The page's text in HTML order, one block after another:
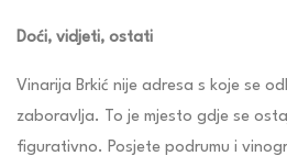
Doći, vidjeti, ostati
Vinarija Brkić nije adresa s koje se
zaboravlja. To je mjesto gdje se
figurativno. Posjete podrumu i